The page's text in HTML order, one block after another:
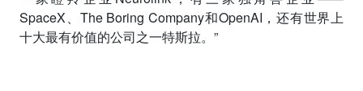
SpaceX、 The Boring Company和OpenAI ，还有世界上
十大最有价值的公司之一特斯拉。”